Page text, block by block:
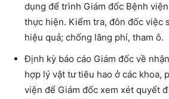
dụng để trình Giám đốc Bệnh
thực hiện. Kiểm tra, đôn đốc việc
hiệu quả; chống lãng phí, tham ô.
Định kỳ báo cáo Giám đốc về
hợp lý vật tư tiêu hao ở các khoa,
viện để Giám đốc xem xét quyết